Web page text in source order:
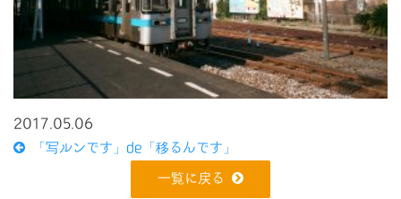
2017.05.06
「写ルンです」de「移るんです」
一覧に戻る